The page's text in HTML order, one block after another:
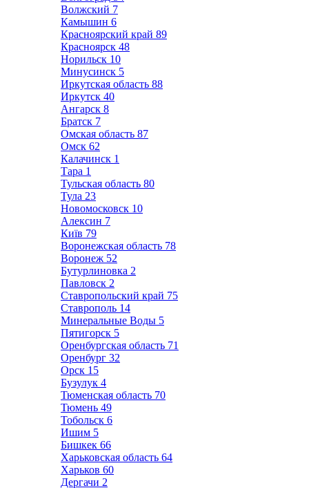
Волжский 7
Камышин 6
Красноярский край 89
Красноярск 48
Норильск 10
Минусинск 5
Иркутская область 88
Иркутск 40
Ангарск 8
Братск 7
Омская область 87
Омск 62
Калачинск 1
Тара 1
Тульская область 80
Тула 23
Новомосковск 10
Алексин 7
Київ 79
Воронежская область 78
Воронеж 52
Бутурлиновка 2
Павловск 2
Ставропольский край 75
Ставрополь 14
Минеральные Воды 5
Пятигорск 5
Оренбургская область 71
Оренбург 32
Орск 15
Бузулук 4
Тюменская область 70
Тюмень 49
Тобольск 6
Ишим 5
Бишкек 66
Харьковская область 64
Харьков 60
Дергачи 2